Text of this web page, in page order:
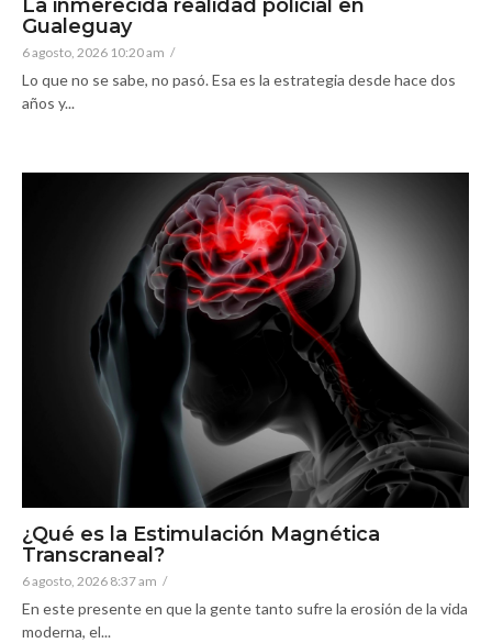
La inmerecida realidad policial en
Gualeguay
6 agosto, 2026 10:20 am /
Lo que no se sabe, no pasó. Esa es la estrategia desde hace dos
años y...
¿Qué es la Estimulación Magnética
Transcraneal?
6 agosto, 2026 8:37 am /
En este presente en que la gente tanto sufre la erosión de la vida
moderna, el...